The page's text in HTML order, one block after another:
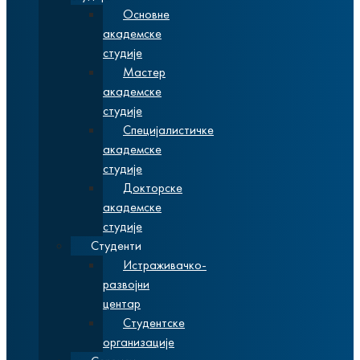
Основне
академске
студије
Мастер
академске
студије
Специјалистичке
академске
студије
Докторске
академске
студије
Студенти
Истраживачко-
развојни
центар
Студентске
организације